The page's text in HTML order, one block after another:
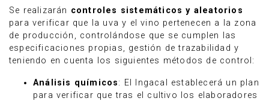
Se realizarán controles sistemáticos y aleatorios
para verificar que la uva y el vino pertenecen a la zona
de producción, controlándose que se cumplen las
especificaciones propias, gestión de trazabilidad y
teniendo en cuenta los siguientes métodos de control:
Análisis químicos: El Ingacal establecerá un plan
para verificar que tras el cultivo los elaboradores